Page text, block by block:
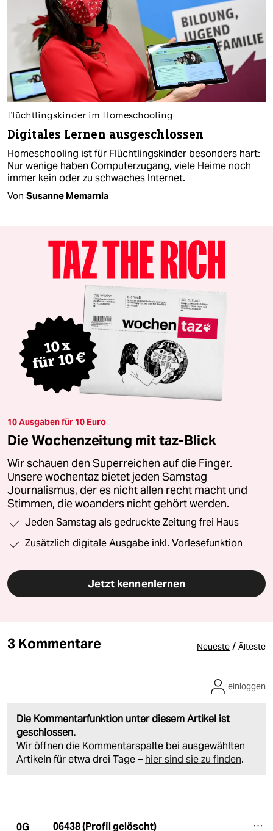
Flüchtlingskinder im Homeschooling
Digitales Lernen ausgeschlossen
Homeschooling ist für Flüchtlingskinder besonders hart:
Nur wenige haben Computerzugang, viele Heime noch
immer kein oder zu schwaches Internet.
Von Susanne Memarnia
10 Ausgaben für 10 Euro
Die Wochenzeitung mit taz-Blick
Wir schauen den Superreichen auf die Finger.
Unsere wochentaz bietet jeden Samstag
Journalismus, der es nicht allen recht macht und
Stimmen, die woanders nicht gehört werden.
Jeden Samstag als gedruckte Zeitung frei Haus
Zusätzlich digitale Ausgabe inkl. Vorlesefunktion
Jetzt kennenlernen
3 Kommentare Neueste / Älteste
Die Kommentarfunktion unter diesem Artikel ist
geschlossen.
Wir öffnen die Kommentarspalte bei ausgewählten
Artikeln für etwa drei Tage – hier sind sie zu finden.
einloggen
0G 06438 (Profil gelöscht)